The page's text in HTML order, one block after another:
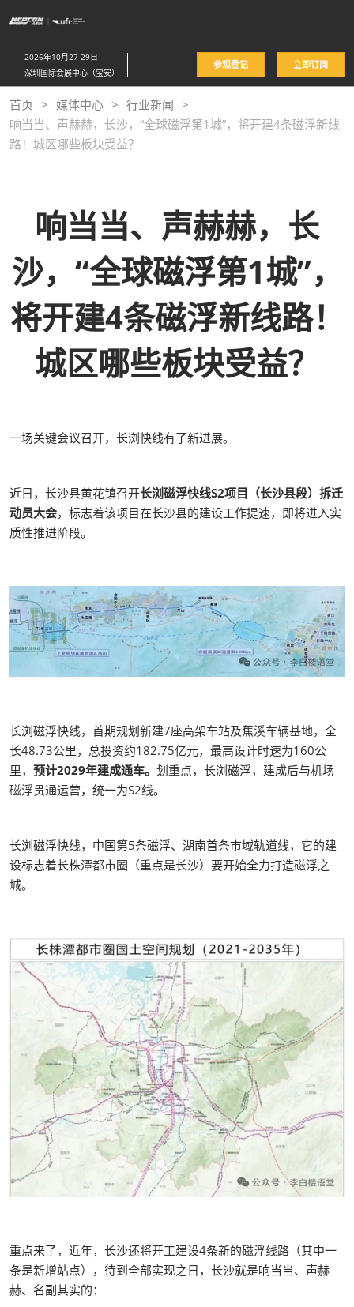
接
跳
至
内
容
2026年10月27-29日
深圳国际会展中心（宝安）
参观登记 立即订阅
首页 媒体中心
行业新闻
响当当、声赫赫，长沙，“全球磁浮第1城”，将开建4条磁浮新线
路！城区哪些板块受益？
响当当、声赫赫，长
沙，“全球磁浮第1城”，
将开建4条磁浮新线路！
城区哪些板块受益？
一场关键会议召开，长浏快线有了新进展。
近日，长沙县黄花镇召开长浏磁浮快线S2项目（长沙县段）拆迁
动员大会，标志着该项目在长沙县的建设工作提速，即将进入实
质性推进阶段。
长浏磁浮快线，首期规划新建7座高架车站及蕉溪车辆基地，全
长48.73公里，总投资约182.75亿元，最高设计时速为160公
里， 预计2029年建成通车。 划重点，长浏磁浮，建成后与机场
磁浮贯通运营，统一为S2线。
长浏磁浮快线，中国第5条磁浮、湖南首条市域轨道线，它的建
设标志着长株潭都市圈（重点是长沙）要开始全力打造磁浮之
城。
重点来了，近年，长沙还将开工建设4条新的磁浮线路（其中一
条是新增站点），待到全部实现之日，长沙就是响当当、声赫
赫、名副其实的：